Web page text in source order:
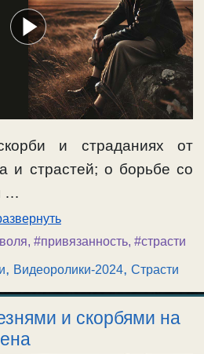
и страданиях от
и страстей; о борьбе со
…
, #привязанность, #страсти
, Видеоролики-2024,Страсти
и скорбями на